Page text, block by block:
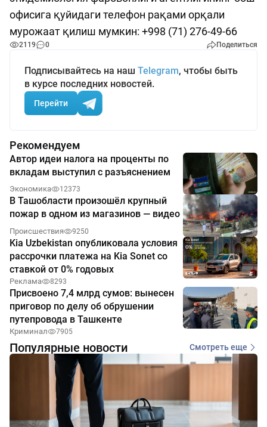
офисига қуйидаги телефон рақами орқали
мурожаат қилиш мумкин: +998 (71) 276-49-66
2119 0 Поделиться
Подписывайтесь на наш Telegram, чтобы быть
в курсе последних новостей.
Перейти
Рекомендуем
Автор идеи налога на проценты по
вкладам выступил с разъяснением
Экономика 12373
В Ташобласти произошёл крупный
пожар в одном из магазинов — видео
Происшествия 9250
Kia Uzbekistan опубликовала условия
рассрочки платежа на Kia Sonet со
ставкой от 0% годовых
Реклама 8293
Присвоено 7,4 млрд сумов: вынесен
приговор по делу об обрушении
путепровода в Ташкенте
Криминал 7905
Популярные новости Смотреть еще